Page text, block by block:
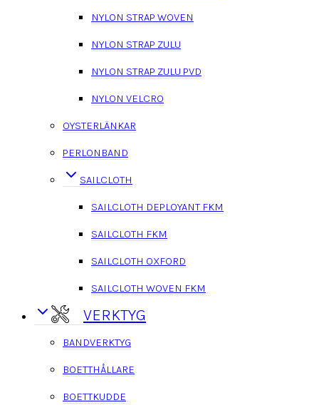
NYLON STRAP WOVEN
NYLON STRAP ZULU
NYLON STRAP ZULU PVD
NYLON VELCRO
OYSTERLÄNKAR
PERLONBAND
SAILCLOTH
SAILCLOTH DEPLOYANT FKM
SAILCLOTH FKM
SAILCLOTH OXFORD
SAILCLOTH WOVEN FKM
VERKTYG
BANDVERKTYG
BOETTHÅLLARE
BOETTKUDDE